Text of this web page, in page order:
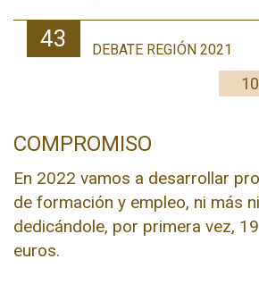
43 DEBATE REGIÓN 2021
COMPROMISO
En 2022 vamos a desarrollar
de formación y empleo, ni más
dedicándole, por primera vez,
euros.